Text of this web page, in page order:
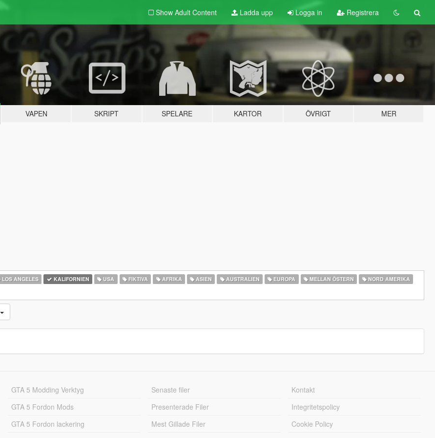
Show Adult Content Ladda upp Logga in Registrera
VAPEN SKRIPT SPELARE KARTOR ÖVRIGT MER
LOS ANGELES KALIFORNIEN USA FIKTIVA AFRIKA ASIEN AUSTRALIEN EUROPA MELLAN ÖSTERN
NORD AMERIKA
GTA 5 Modding Verktyg
GTA 5 Fordon Mods
GTA 5 Fordon lackering
Senaste filer
Presenterade Filer
Mest Gillade Filer
Kontakt
Integritetspolicy
Cookie Policy